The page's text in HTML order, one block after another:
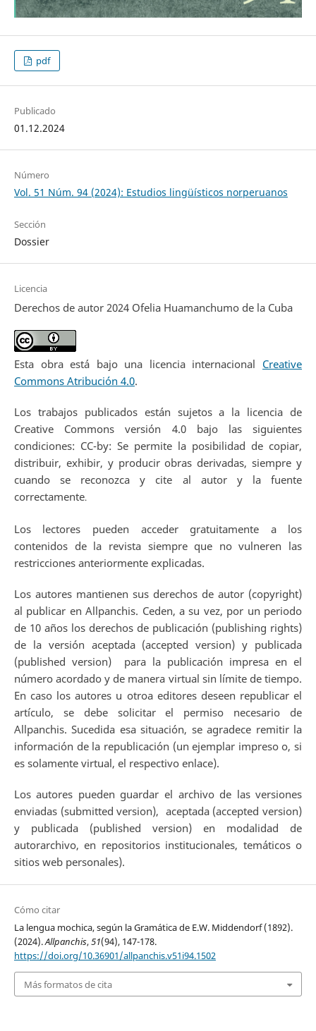
pdf
Publicado
01.12.2024
Número
Vol. 51 Núm. 94 (2024): Estudios lingüísticos norperuanos
Sección
Dossier
Licencia
Derechos de autor 2024 Ofelia Huamanchumo de la Cuba
Esta obra está bajo una licencia internacional Creative
Commons Atribución 4.0.
Los trabajos publicados están sujetos a la licencia de
Creative Commons versión 4.0 bajo las siguientes
condiciones: CC-by: Se permite la posibilidad de copiar,
distribuir, exhibir, y producir obras derivadas, siempre y
cuando se reconozca y cite al autor y la fuente
correctamente.
Los lectores pueden acceder gratuitamente a los
contenidos de la revista siempre que no vulneren las
restricciones anteriormente explicadas.
Los autores mantienen sus derechos de autor (copyright)
al publicar en Allpanchis. Ceden, a su vez, por un periodo
de 10 años los derechos de publicación (publishing rights)
de la versión aceptada (accepted version) y publicada
(published version) para la publicación impresa en el
número acordado y de manera virtual sin límite de tiempo.
En caso los autores u otroa editores deseen republicar el
artículo, se debe solicitar el permiso necesario de
Allpanchis. Sucedida esa situación, se agradece remitir la
información de la republicación (un ejemplar impreso o, si
es solamente virtual, el respectivo enlace).
Los autores pueden guardar el archivo de las versiones
enviadas (submitted version), aceptada (accepted version)
y publicada (published version) en modalidad de
autorarchivo, en repositorios institucionales, temáticos o
sitios web personales).
Cómo citar
La lengua mochica, según la Gramática de E.W. Middendorf (1892).
(2024).Allpanchis,51(94), 147-178.
https://doi.org/10.36901/allpanchis.v51i94.1502
Más formatos de cita